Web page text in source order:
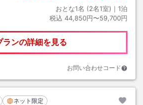
おとな1名 (2名1室)｜ 1泊
税込 44,850円〜59,700円
ランの詳細を見る
お問い合わせコード
ネット限定